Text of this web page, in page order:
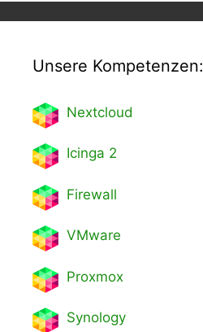
Unsere Kompetenzen:
Nextcloud
Icinga 2
Firewall
VMware
Proxmox
Synology